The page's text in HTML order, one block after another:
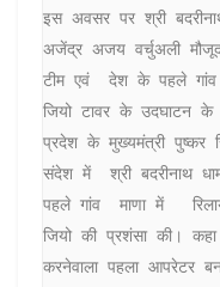
इस अवसर पर श्री
अजेंद्र अजय वर्चुअली
टीम एवं  देश के पहले गांव
जियो टावर के उदघाटन के
प्रदेश के मुख्यमंत्री पुष्कर
संदेश में  श्री बदरीनाथ
पहले गांव  माणा में
जियो की प्रशंसा की।
करनेवाला पहला आपरेटर